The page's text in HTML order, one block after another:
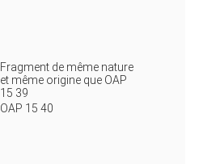
Fragment de même nature
et même origine que OAP
15 39
OAP 15 40